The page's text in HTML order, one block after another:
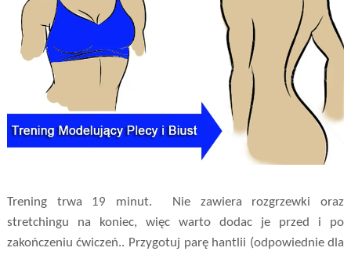
Trening trwa 19 minut. Nie zawiera rozgrzewki oraz
stretchingu na koniec, więc warto dodac je przed i po
zakończeniu ćwiczeń.. Przygotuj parę hantlii (odpowiednie dla